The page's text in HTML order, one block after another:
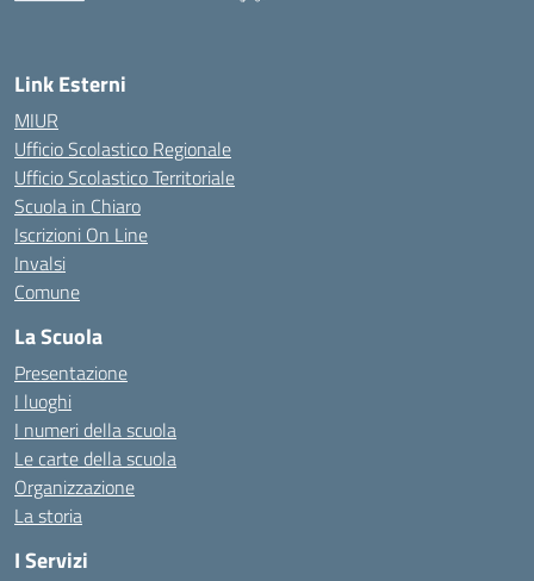
Link Esterni
MIUR
Ufficio Scolastico Regionale
Ufficio Scolastico Territoriale
Scuola in Chiaro
Iscrizioni On Line
Invalsi
Comune
La Scuola
Presentazione
I luoghi
I numeri della scuola
Le carte della scuola
Organizzazione
La storia
I Servizi